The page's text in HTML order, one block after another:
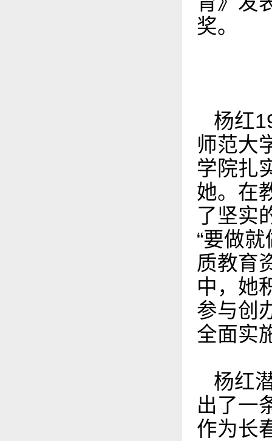
奖。
杨红
师范大
学院扎
她。在
了坚实
“要做
质教育
中，她
参与创
全面实
杨红
出了一
作为长